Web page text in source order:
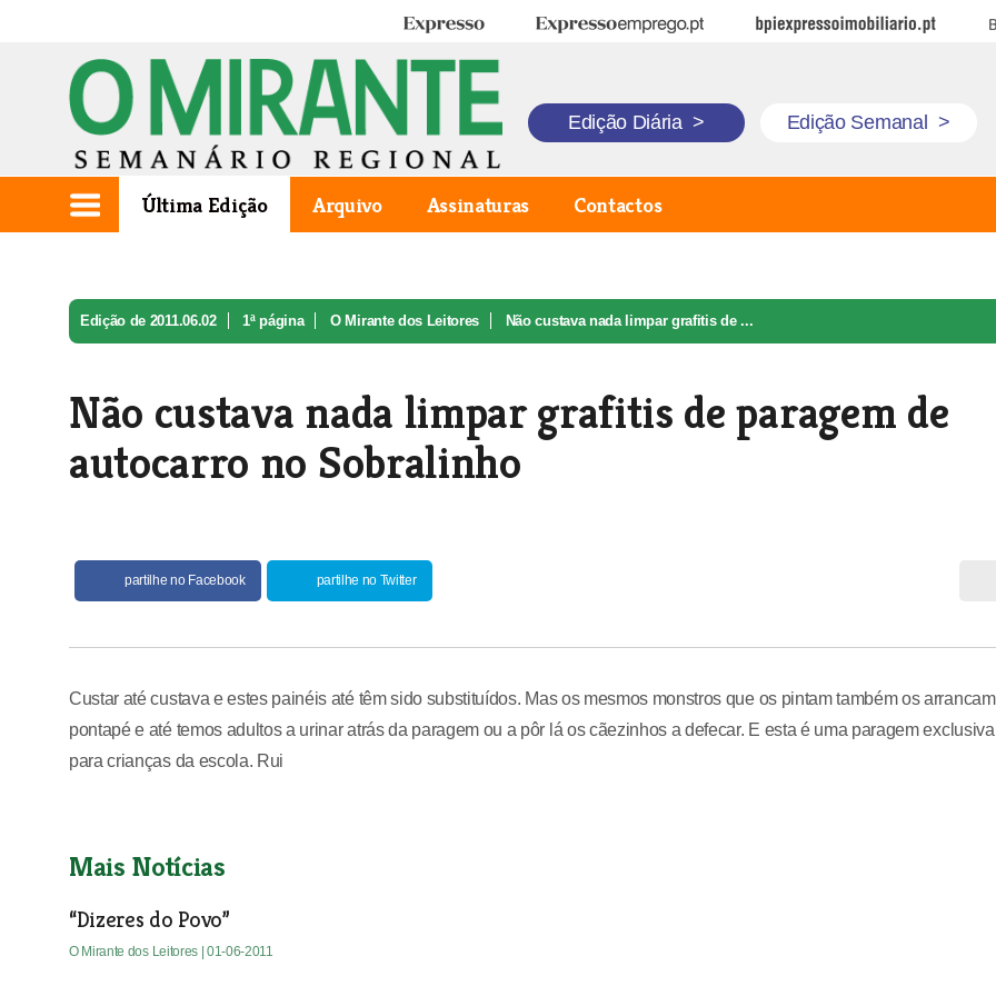
Expresso Expresso Emprego BPI Expresso Imobiliário
Edição Diária > Edição Semanal >
Última Edição Arquivo Assinaturas Contactos
Edição de 2011.06.02 1ª página O Mirante dos Leitores Não custava nada limpar grafitis de ...
Não custava nada limpar grafitis de paragem de
autocarro no Sobralinho
partilhe no Facebook partilhe no Twitter
Custar até custava e estes painéis até têm sido substituídos. Mas os mesmos monstros que os pintam também os
pontapé e até temos adultos a urinar atrás da paragem ou a pôr lá os cãezinhos a defecar. E esta é uma paragem exclusiva
para crianças da escola. Rui
Mais Notícias
“Dizeres do Povo”
O Mirante dos Leitores | 01-06-2011